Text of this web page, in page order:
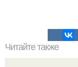
Читайте также